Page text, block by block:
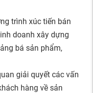
trình xúc tiến bán
doanh xây dựng
bá sản phẩm,
giải quyết các vấn
hàng về sản